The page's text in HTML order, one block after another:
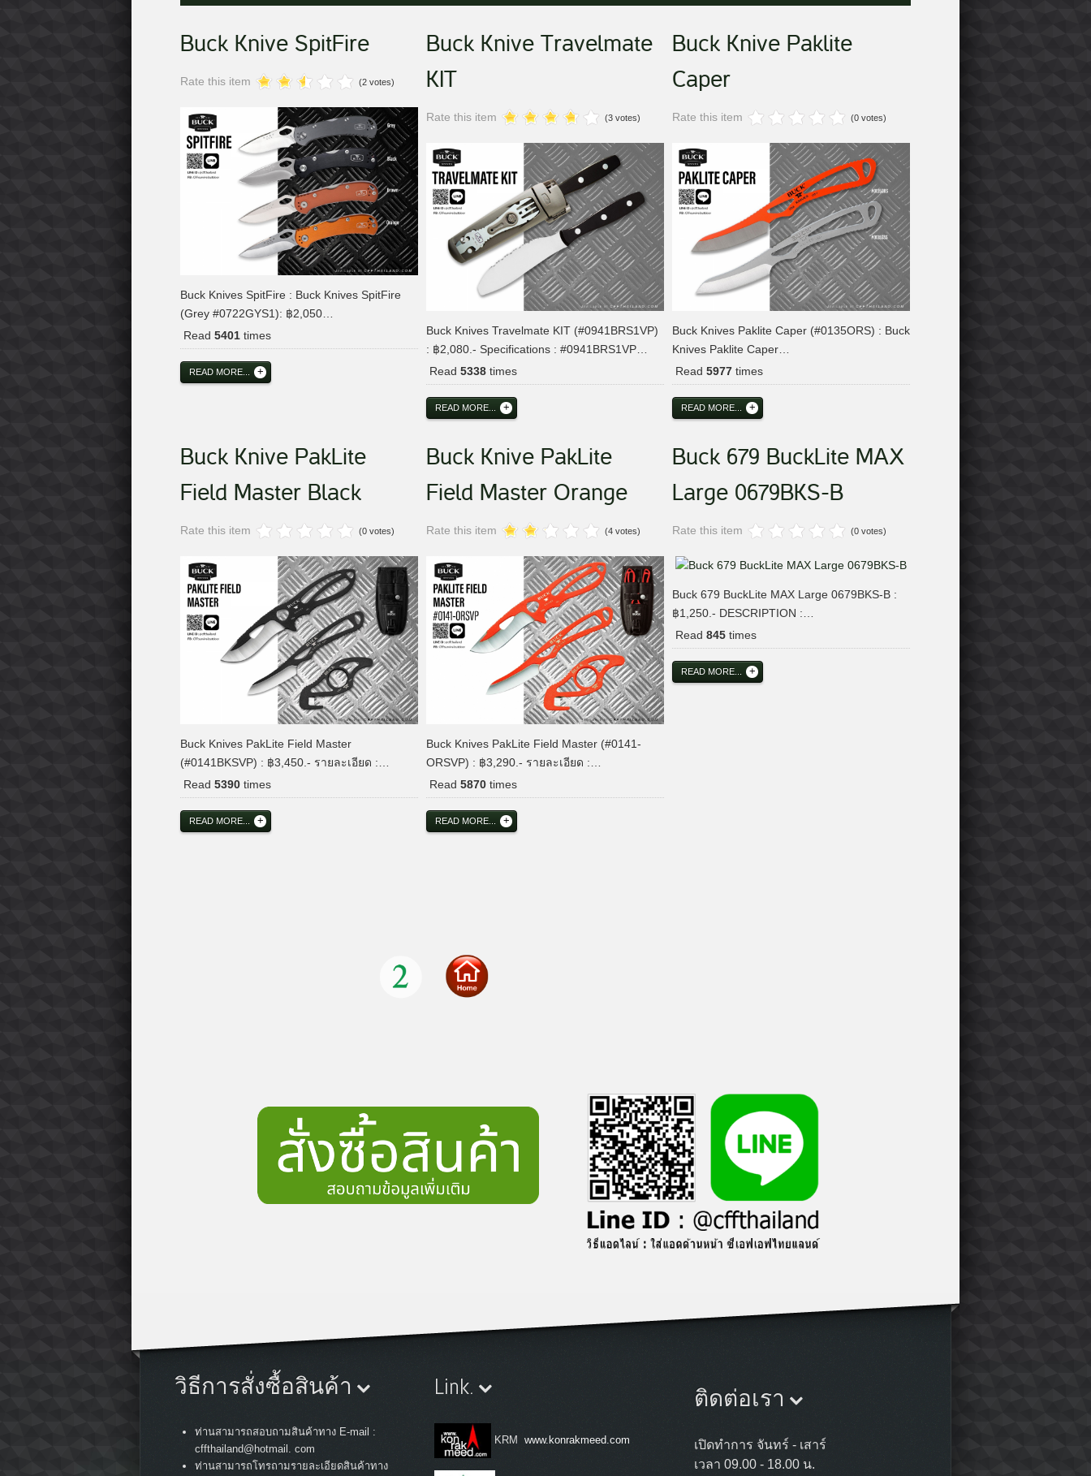
Buck Knive SpitFire
Rate this item (2 votes)
Buck Knives SpitFire : Buck Knives SpitFire
(Grey #0722GYS1): ฿2,050…
Read 5401 times
READ MORE...
Buck Knive Travelmate
KIT
Rate this item (3 votes)
Buck Knives Travelmate KIT (#0941BRS1VP)
: ฿2,080.- Specifications : #0941BRS1VP…
Read5338 times
READ MORE...
Buck Knive Paklite
Caper
Rate this item (0 votes)
Buck Knives Paklite Caper (#0135ORS) : Buck
Knives Paklite Caper…
Read5977 times
READ MORE...
Buck Knive PakLite
Field Master Black
Rate this item (0 votes)
Buck Knives PakLite Field Master
(#0141BKSVP) : ฿3,450.- รายละเอียด :…
Read 5390 times
READ MORE...
Buck Knive PakLite
Field Master Orange
Rate this item (4 votes)
Buck Knives PakLite Field Master (#0141-
ORSVP) : ฿3,290.- รายละเอียด :…
Read5870 times
READ MORE...
Buck 679 BuckLite MAX
Large 0679BKS-B
Rate this item (0 votes)
Buck 679 BuckLite MAX Large 0679BKS-B :
฿1,250.- DESCRIPTION :…
Read845 times
READ MORE...
วิธีการสั่งซื้อสินค้า
ท่านสามารถสอบถามสินค้าทาง E-mail :
cffthailand@hotmail. com
ท่านสามารถโทรถามรายละเอียดสินค้าทาง
Link.
KRM www.konrakmeed.com
ติดต่อเรา
เปิดทำการ จันทร์ - เสาร์
เวลา 09.00 - 18.00 น.